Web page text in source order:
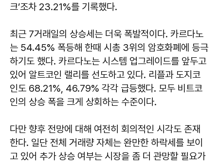
크’조차 23.21%를 기록했다.
최근 7거래일의 상승세는 더욱 폭발적이다. 카르다노
는 54.45% 폭등해 한때 시총 3위의 암호화폐에 등극
하기도 했다. 카르다노는 시스템 업그레이드를 앞두고
있어 알트코인 랠리를 선도하고 있다. 리플과 도지코
인도 68.21%, 46.79% 각각 급등했다. 모두 비트코
인의 상승 폭을 크게 상회하는 수준이다.
다만 향후 전망에 대해 여전히 회의적인 시각도 존재
한다. 일단 전체 거래량 자체는 완만한 하락세를 보이
고 있어 추가 상승 여부는 시장을 좀 더 관망할 필요가